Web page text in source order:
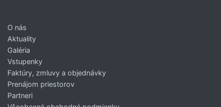
O nás
Aktuality
Galéria
Vstupenky
Faktúry, zmluvy a objednávky
Prenájom priestorov
Partneri